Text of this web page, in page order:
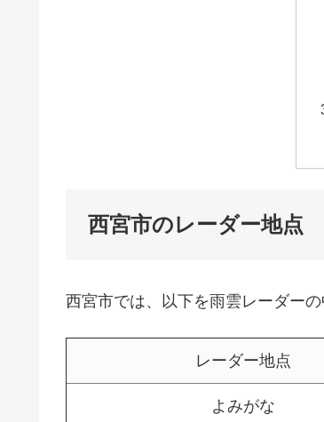
西宮市のレーダー地点
西宮市では、以下を雨雲レーダー
レーダー地点
よみがな